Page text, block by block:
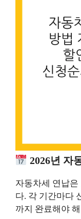
2026년 자
자동차세 연납은
다. 각 기간마다
까지 완료해야